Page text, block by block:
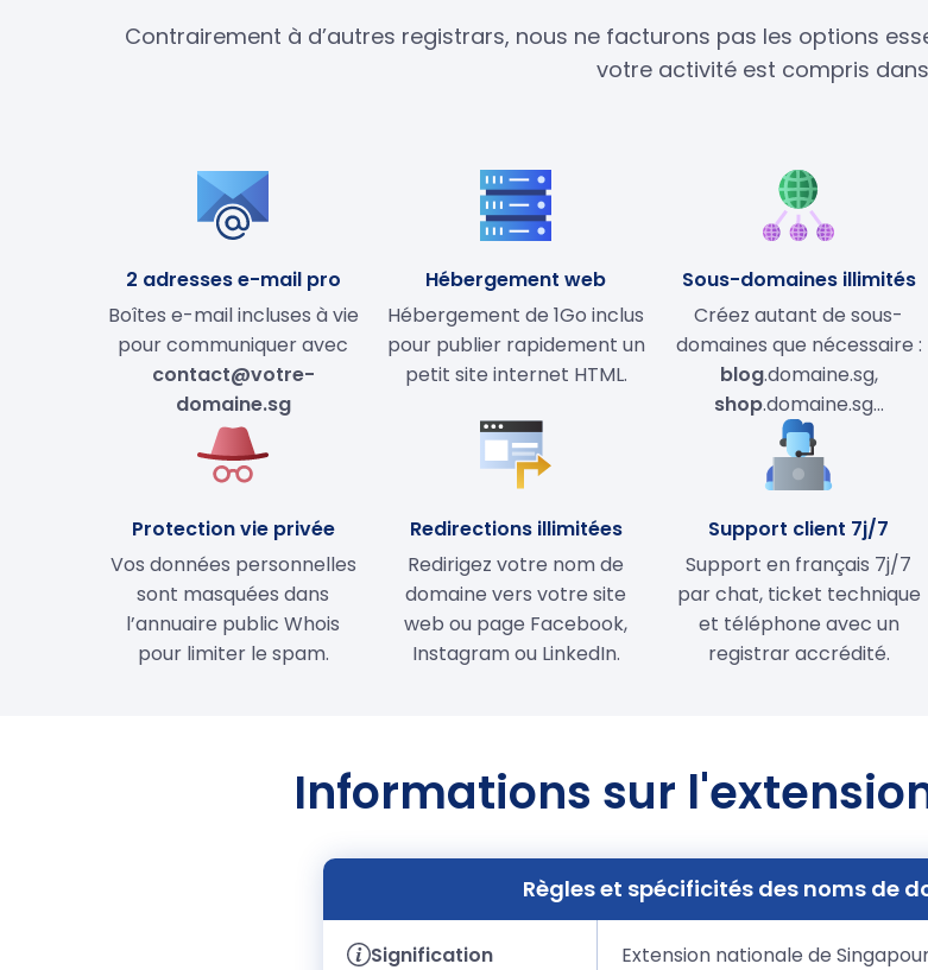
Contrairement à d’autres registrars, nous ne facturons pas les options
votre activité est compris
2 adresses e-mail pro
Boîtes e-mail incluses à vie
pour communiquer avec
contact@votre-
domaine.sg
Hébergement web
Hébergement de 1Go inclus
pour publier rapidement un
petit site internet HTML.
Sous-domaines illimités
Créez autant de sous-
domaines que nécessaire :
blog.domaine.sg,
shop.domaine.sg…
Protection vie privée
Vos données personnelles
sont masquées dans
l’annuaire public Whois
pour limiter le spam.
Redirections illimitées
Redirigez votre nom de
domaine vers votre site
web ou page Facebook,
Instagram ou LinkedIn.
Support client 7j/7
Support en français 7j/7
par chat, ticket technique
et téléphone avec un
registrar accrédité.
Informations sur
Règles et spécificités des noms de
Signification Extension nationale de